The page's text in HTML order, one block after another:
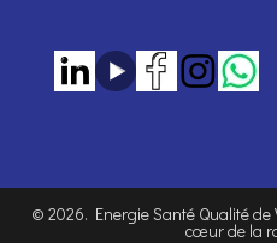
© 2026. Energie Santé Qualité
cœur de la